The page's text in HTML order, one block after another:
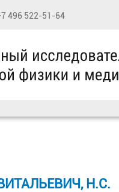
496 522-51-64
Н.С.